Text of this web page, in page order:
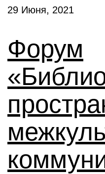
29 Июня, 2021
Форум